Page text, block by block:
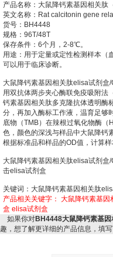
产品名称：大鼠降钙素基因相关肽
英文名称：Rat calcitonin gene
货号：BH4448
规格：96T/48T
保存条件：6个月，2-8℃。
用途：用于定量或定性检测样本（
可以用于临床诊断。
大鼠降钙素基因相关肽elisa试剂
用双抗体两步夹心酶联免疫吸附法
钙素基因相关肽多克隆抗体透明酶
分，再加入酶标工作液，温育足够
底物（TMB）在辣根过氧化物酶
色，颜色的深浅与样品中大鼠降钙
根据标准品和样品的OD值，计算
大鼠降钙素基因相关肽elisa试剂
击elisa试剂盒
关键词：大鼠降钙素基因相关肽
产品相关关键字： 大鼠降钙素基因
盒 elisa试剂盒
如果你对BH4448大鼠降钙素基
趣，想了解更详细的产品信息，填